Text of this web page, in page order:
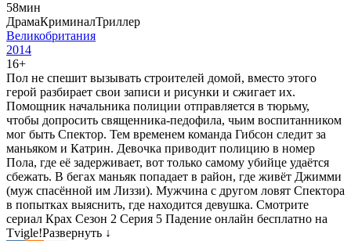
58мин
ДрамаКриминалТриллер
Великобритания
2014
16+
Пол не спешит вызывать строителей домой, вместо этого
герой разбирает свои записи и рисунки и сжигает их.
Помощник начальника полиции отправляется в тюрьму,
чтобы допросить священника-педофила, чьим воспитанником
мог быть Спектор. Тем временем команда Гибсон следит за
маньяком и Катрин. Девочка приводит полицию в номер
Пола, где её задерживает, вот только самому убийце удаётся
сбежать. В бегах маньяк попадает в район, где живёт Джимми
(муж спасённой им Лиззи). Мужчина с другом ловят Спектора
в попытках выяснить, где находится девушка. Смотрите
сериал Крах Сезон 2 Серия 5 Падение онлайн бесплатно на
Tvigle!Развернуть ↓